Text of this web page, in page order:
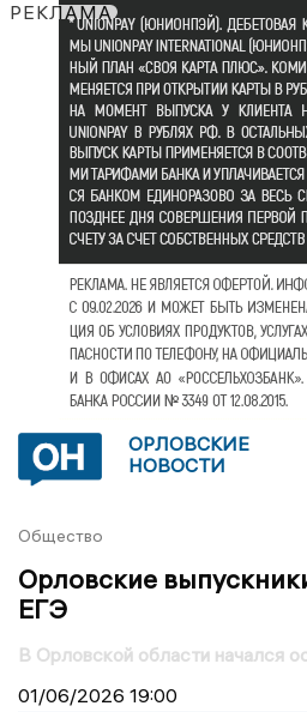
РЕКЛАМА
ОРЛОВСКИЕ
НОВОСТИ
Общество
Орловские
ЕГЭ
В Орловской области начался
01/06/2026 19:00